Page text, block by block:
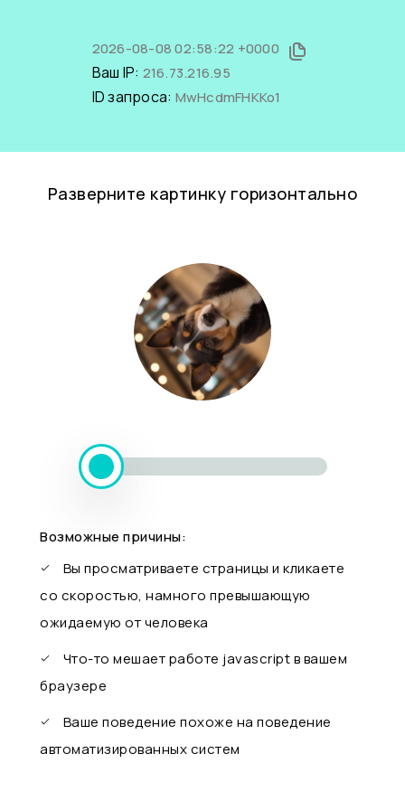
2026-08-08 02:58:22 +0000
Ваш IP: 216.73.216.95
ID запроса: MwHcdmFHKKo1
Разверните картинку горизонтально
Возможные причины:
Вы просматриваете страницы и кликаете
со скоростью, намного превышающую
ожидаемую от человека
Что-то мешает работе javascript в вашем
браузере
Ваше поведение похоже на поведение
автоматизированных систем